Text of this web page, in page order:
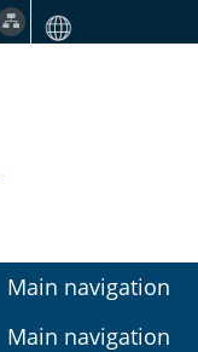
Main navigation
Main navigation